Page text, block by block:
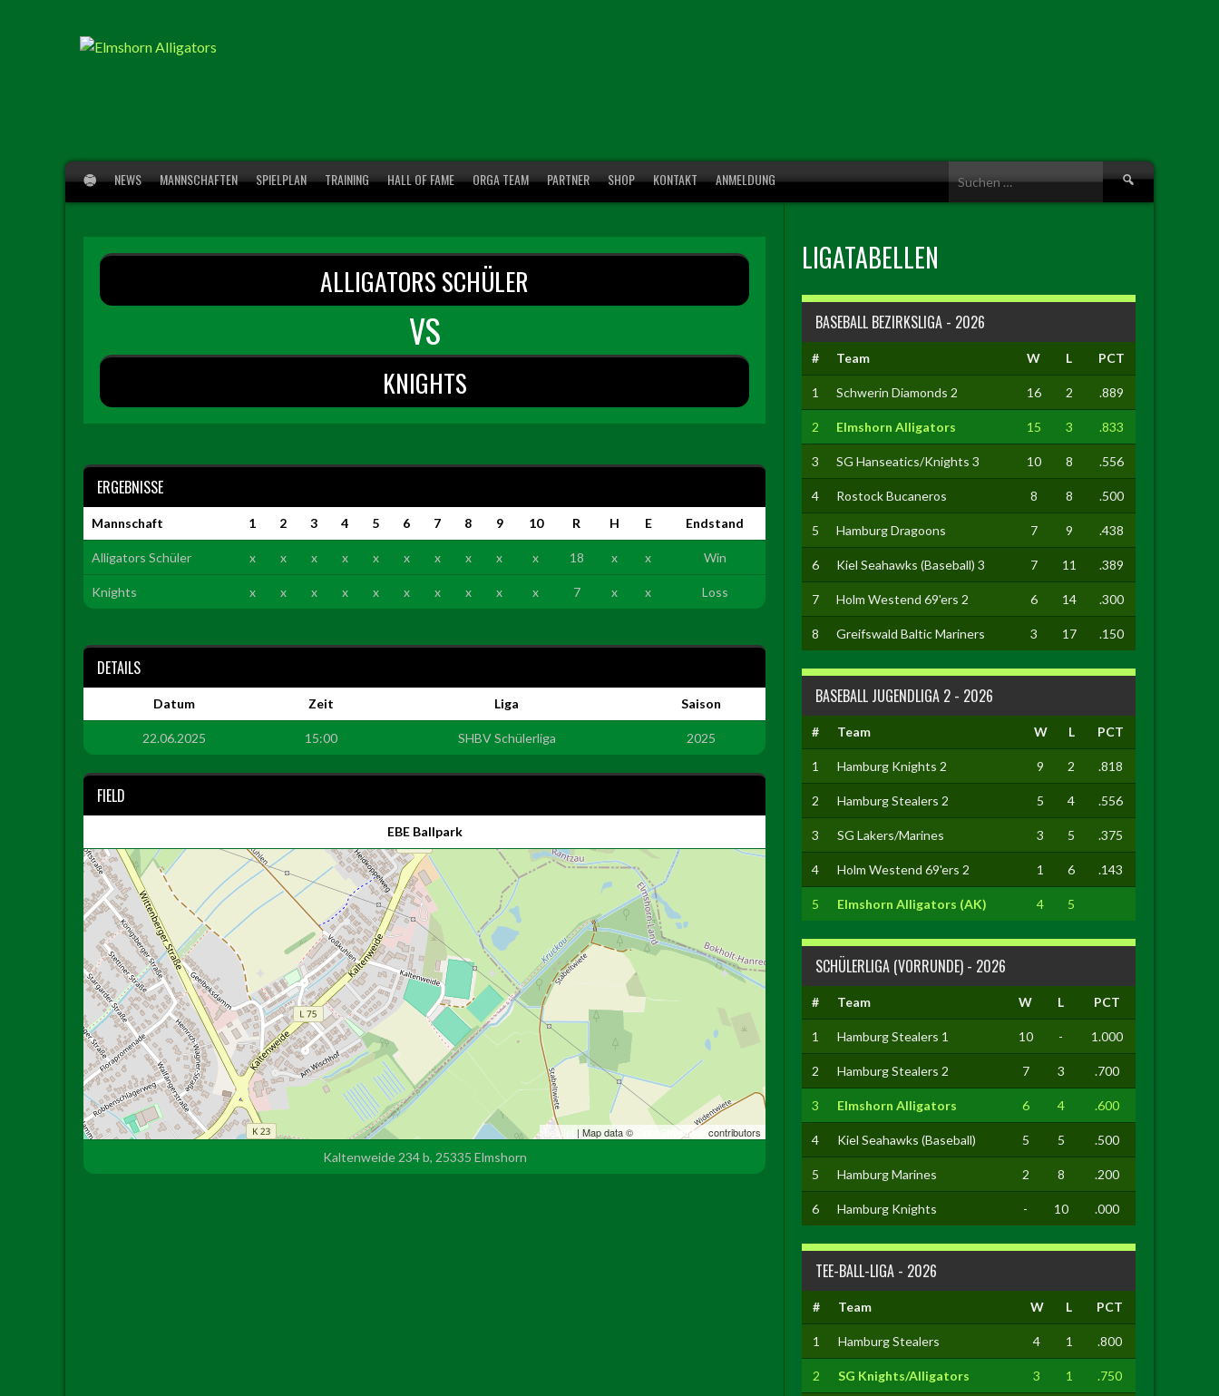
NEWS MANNSCHAFTEN SPIELPLAN TRAINING HALL OF FAME ORGA TEAM PARTNER SHOP KONTAKT ANMELDUNG
Suche
ALLIGATORS SCHÜLER
VS
KNIGHTS
ERGEBNISSE
Mannschaft 1 2 3 4 5 6 7 8 9 10 R H E Endstand
Alligators Schüler x x x x x x x x x x 18 x x Win
Knights x x x x x x x x x x 7 x x Loss
DETAILS
Datum Zeit Liga Saison
22.06.2025 15:00 SHBV Schülerliga 2025
FIELD
EBE Ballpark
Leaflet | Map data © OpenStreetMap contributors
Kaltenweide 234 b, 25335 Elmshorn
LIGATABELLEN
BASEBALL BEZIRKSLIGA - 2026
# Team W L PCT
1 Schwerin Diamonds 2 16 2 .889
2 Elmshorn Alligators 15 3 .833
3 SG Hanseatics/Knights 3 10 8 .556
4 Rostock Bucaneros 8 8 .500
5 Hamburg Dragoons 7 9 .438
6 Kiel Seahawks (Baseball) 3 7 11 .389
7 Holm Westend 69'ers 2 6 14 .300
8 Greifswald Baltic Mariners 3 17 .150
BASEBALL JUGENDLIGA 2 - 2026
# Team W L PCT
1 Hamburg Knights 2 9 2 .818
2 Hamburg Stealers 2 5 4 .556
3 SG Lakers/Marines 3 5 .375
4 Holm Westend 69'ers 2 1 6 .143
5 Elmshorn Alligators (AK) 4 5
SCHÜLERLIGA (VORRUNDE) - 2026
# Team W L PCT
1 Hamburg Stealers 1 10 - 1.000
2 Hamburg Stealers 2 7 3 .700
3 Elmshorn Alligators 6 4 .600
4 Kiel Seahawks (Baseball) 5 5 .500
5 Hamburg Marines 2 8 .200
6 Hamburg Knights - 10 .000
TEE-BALL-LIGA - 2026
# Team W L PCT
1 Hamburg Stealers 4 1 .800
2 SG Knights/Alligators 3 1 .750